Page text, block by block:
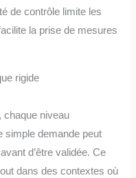
de contrôle limite les
la prise de mesures
rigide
, chaque niveau
simple demande peut
d’être validée. Ce
dans des contextes où